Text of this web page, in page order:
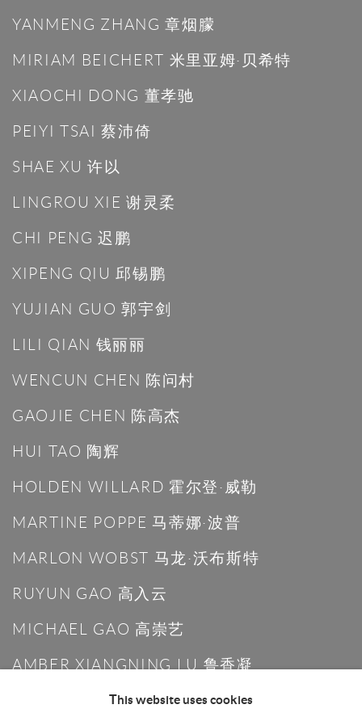
YANMENG ZHANG 章烟朦
MIRIAM BEICHERT 米里亚姆·贝希特
XIAOCHI DONG 董孝驰
PEIYI TSAI 蔡沛倚
SHAE XU 许以
LINGROU XIE 谢灵柔
CHI PENG 迟鹏
XIPENG QIU 邱锡鹏
YUJIAN GUO 郭宇剑
LILI QIAN 钱丽丽
WENCUN CHEN 陈问村
GAOJIE CHEN 陈高杰
HUI TAO 陶辉
HOLDEN WILLARD 霍尔登·威勒
MARTINE POPPE 马蒂娜·波普
MARLON WOBST 马龙·沃布斯特
RUYUN GAO 高入云
MICHAEL GAO 高崇艺
AMBER XIANGNING LU 鲁香凝
KILLION HUANG 黄加煜
This website uses cookies